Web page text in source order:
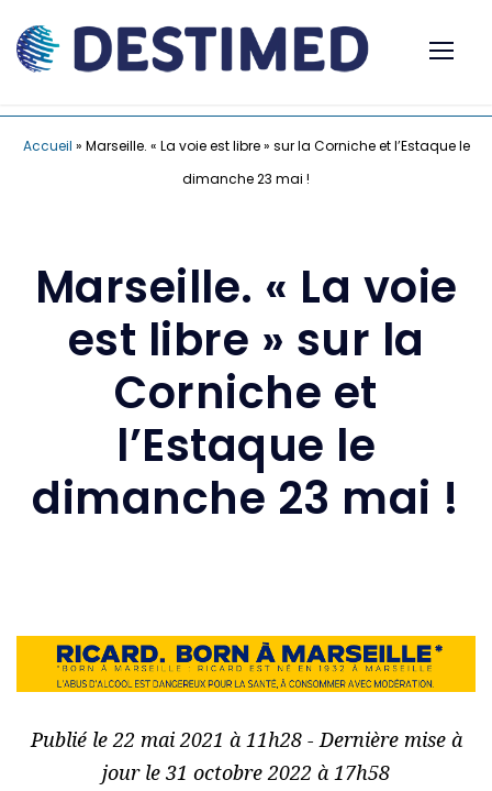
Accueil » Marseille. « La voie est libre » sur la Corniche et l’Estaque le
dimanche 23 mai !
Marseille. « La voie
est libre » sur la
Corniche et
l’Estaque le
dimanche 23 mai !
Publié le 22 mai 2021 à 11h28 - Dernière mise à
jour le 31 octobre 2022 à 17h58